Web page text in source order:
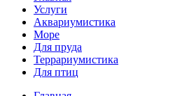
Услуги
Аквариумистика
Море
Для пруда
Террариумистика
Для птиц